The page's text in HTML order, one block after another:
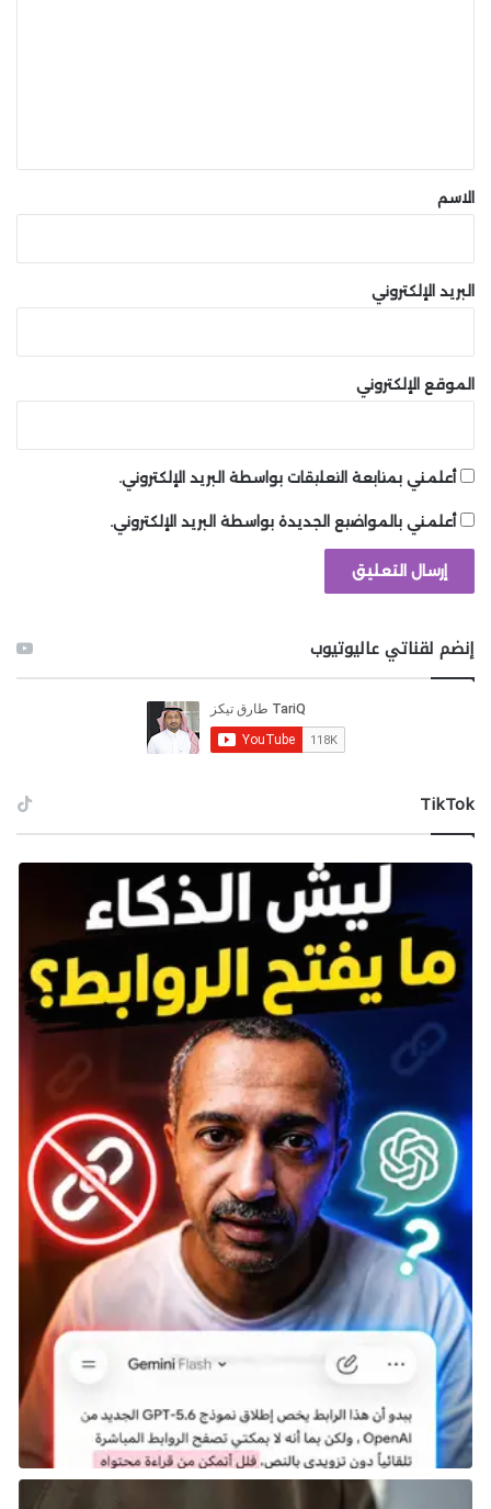
*الاسم
البريد الإلكتروني
الموقع الإلكتروني
أعلمني بمتابعة التعليقات بواسطة البريد الإلكتروني.
أعلمني بالمواضيع الجديدة بواسطة البريد الإلكتروني.
إنضم لقناتي عاليوتيوب
‫TikTok